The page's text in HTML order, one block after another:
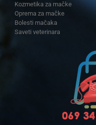
Kozmetika za mačke
Oprema za mačke
Bolesti mačaka
Saveti veterinara